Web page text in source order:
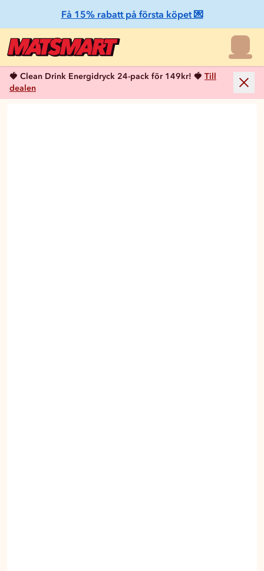
Få 15% rabatt på första köpet 💌
🍓 Clean Drink Energidryck 24-pack för 149kr! 🍓 Till
dealen